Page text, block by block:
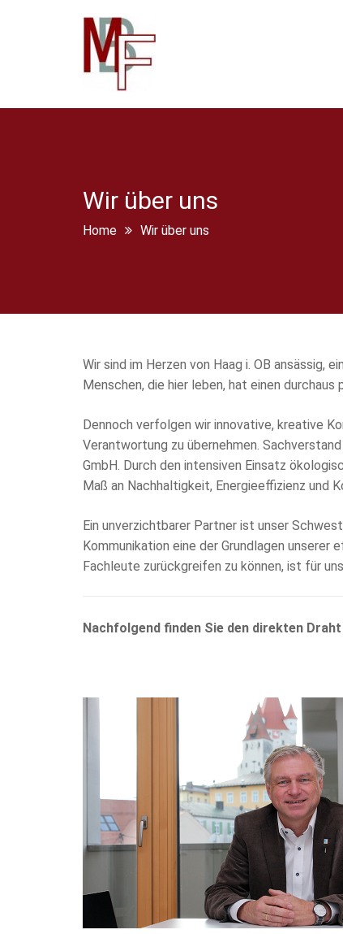
Wir über uns
Home Wir über uns
Wir sind im Herzen von Haag i. OB ansässig,
Menschen, die hier leben, hat einen
Dennoch verfolgen wir innovative, kreative
Verantwortung zu übernehmen.
GmbH. Durch den intensiven Einsatz
Maß an Nachhaltigkeit, Energieeffizienz und
Ein unverzichtbarer Partner ist unser
Kommunikation eine der Grundlagen
Fachleute zurückgreifen zu können, ist für
Nachfolgend finden Sie den direkten